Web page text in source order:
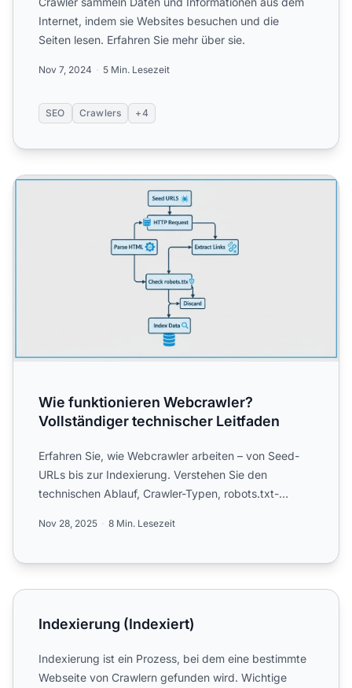
Internet, indem sie Websites besuchen und die
Seiten lesen. Erfahren Sie mehr über sie.
Nov 7, 2024 5 Min. Lesezeit
SEO Crawlers +4
Wie funktionieren Webcrawler? Vollständiger technischer
Wie funktionieren Webcrawler?
Vollständiger technischer Leitfaden
Erfahren Sie, wie Webcrawler arbeiten – von Seed-
URLs bis zur Indexierung. Verstehen Sie den
technischen Ablauf, Crawler-Typen, robots.txt-
Nov 28, 2025 8 Min. Lesezeit
Indexierung (Indexiert)
Indexierung (Indexiert)
Indexierung ist ein Prozess, bei dem eine bestimmte
Webseite von Crawlern gefunden wird. Wichtige